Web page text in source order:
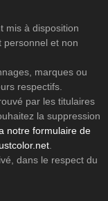
mis à disposition
personnel et non
marques ou
respectifs.
par les titulaires
la suppression
notre formulaire de
.
dans le respect du